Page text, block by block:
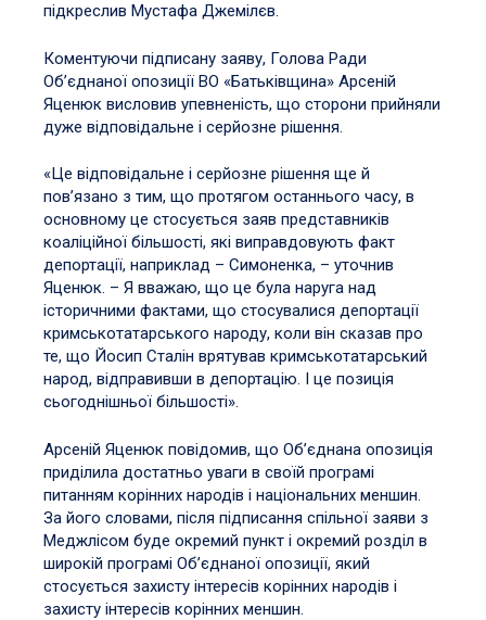
підкреслив Мустафа Джемілєв.
Коментуючи підписану заяву, Голова Ради
Об’єднаної опозиції ВО «Батьківщина» Арсеній
Яценюк висловив упевненість, що сторони прийняли
дуже відповідальне і серйозне рішення.
«Це відповідальне і серйозне рішення ще й
пов’язано з тим, що протягом останнього часу, в
основному це стосується заяв представників
коаліційної більшості, які виправдовують факт
депортації, наприклад – Симоненка, – уточнив
Яценюк. – Я вважаю, що це була наруга над
історичними фактами, що стосувалися депортації
кримськотатарського народу, коли він сказав про
те, що Йосип Сталін врятував кримськотатарський
народ, відправивши в депортацію. І це позиція
сьогоднішньої більшості».
Арсеній Яценюк повідомив, що Об’єднана опозиція
приділила достатньо уваги в своїй програмі
питанням корінних народів і національних меншин.
За його словами, після підписання спільної заяви з
Меджлісом буде окремий пункт і окремий розділ в
широкій програмі Об’єднаної опозиції, який
стосується захисту інтересів корінних народів і
захисту інтересів корінних меншин.